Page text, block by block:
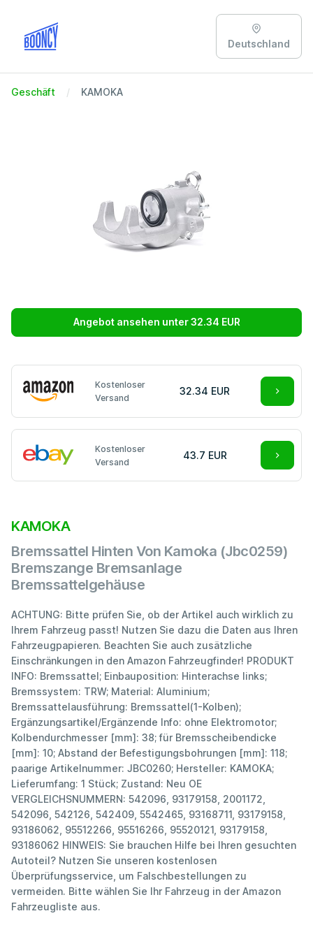
Deutschland
Geschäft KAMOKA
Angebot ansehen unter 32.34 EUR
Kostenloser
Versand
32.34 EUR
Kostenloser
Versand
43.7 EUR
KAMOKA
Bremssattel Hinten Von Kamoka (Jbc0259)
Bremszange Bremsanlage
Bremssattelgehäuse
ACHTUNG: Bitte prüfen Sie, ob der Artikel auch wirklich zu
Ihrem Fahrzeug passt! Nutzen Sie dazu die Daten aus Ihren
Fahrzeugpapieren. Beachten Sie auch zusätzliche
Einschränkungen in den Amazon Fahrzeugfinder! PRODUKT
INFO: Bremssattel; Einbauposition: Hinterachse links;
Bremssystem: TRW; Material: Aluminium;
Bremssattelausführung: Bremssattel(1-Kolben);
Ergänzungsartikel/Ergänzende Info: ohne Elektromotor;
Kolbendurchmesser [mm]: 38; für Bremsscheibendicke
[mm]: 10; Abstand der Befestigungsbohrungen [mm]: 118;
paarige Artikelnummer: JBC0260; Hersteller: KAMOKA;
Lieferumfang: 1 Stück; Zustand: Neu OE
VERGLEICHSNUMMERN: 542096, 93179158, 2001172,
542096, 542126, 542409, 5542465, 93168711, 93179158,
93186062, 95512266, 95516266, 95520121, 93179158,
93186062 HINWEIS: Sie brauchen Hilfe bei Ihren gesuchten
Autoteil? Nutzen Sie unseren kostenlosen
Überprüfungsservice, um Falschbestellungen zu
vermeiden. Bitte wählen Sie Ihr Fahrzeug in der Amazon
Fahrzeugliste aus.